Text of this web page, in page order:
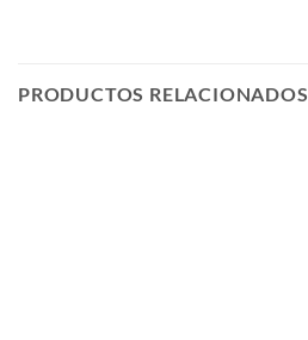
PRODUCTOS RELACIONADOS